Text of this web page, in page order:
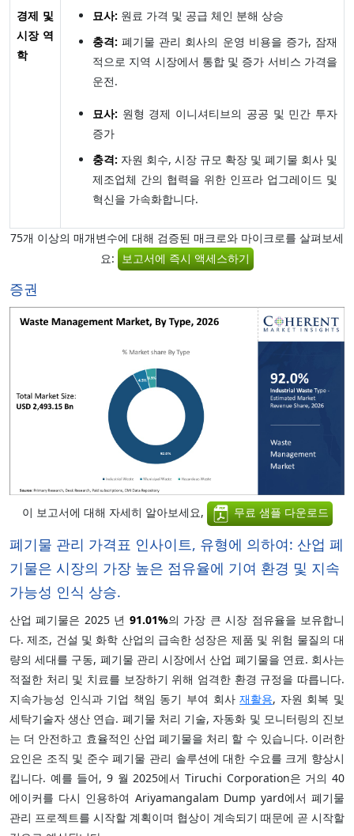
경제 및
시장 역
학
묘사: 원료 가격 및 공급 체인 분해 상승
충격: 폐기물 관리 회사의 운영 비용을 증가, 잠재
적으로 지역 시장에서 통합 및 증가 서비스 가격을
운전.
묘사: 원형 경제 이니셔티브의 공공 및 민간 투자
증가
충격: 자원 회수, 시장 규모 확장 및 폐기물 회사 및
제조업체 간의 협력을 위한 인프라 업그레이드 및
혁신을 가속화합니다.
75개 이상의 매개변수에 대해 검증된 매크로와 마이크로를 살펴보세
요: 보고서에 즉시 액세스하기
증권
이 보고서에 대해 자세히 알아보세요, 무료 샘플 다운로드
폐기물 관리 가격표 인사이트, 유형에 의하여: 산업 폐
기물은 시장의 가장 높은 점유율에 기여 환경 및 지속
가능성 인식 상승.
산업 폐기물은 2025 년 91.01%의 가장 큰 시장 점유율을 보유합니
다. 제조, 건설 및 화학 산업의 급속한 성장은 제품 및 위험 물질의 대
량의 세대를 구동, 폐기물 관리 시장에서 산업 폐기물을 연료. 회사는
적절한 처리 및 치료를 보장하기 위해 엄격한 환경 규정을 따릅니다.
지속가능성 인식과 기업 책임 동기 부여 회사재활용, 자원 회복 및
세탁기술자 생산 연습. 폐기물 처리 기술, 자동화 및 모니터링의 진보
는 더 안전하고 효율적인 산업 폐기물을 처리 할 수 있습니다. 이러한
요인은 조직 및 준수 폐기물 관리 솔루션에 대한 수요를 크게 향상시
킵니다. 예를 들어, 9 월 2025에서 Tiruchi Corporation은 거의 40
에이커를 다시 인용하여 Ariyamangalam Dump yard에서 폐기물
관리 프로젝트를 시작할 계획이며 협상이 계속되기 때문에 곧 시작할